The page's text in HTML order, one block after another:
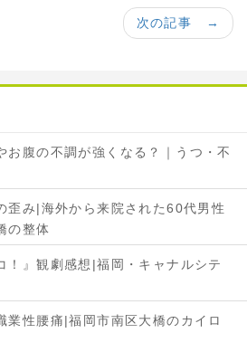
次の記事 →
お腹の不調が強くなる？｜うつ・不
歪み|海外から来院された60代男性
の整体
』観劇感想|福岡・キャナルシテ
業性腰痛|福岡市南区大橋のカイロ